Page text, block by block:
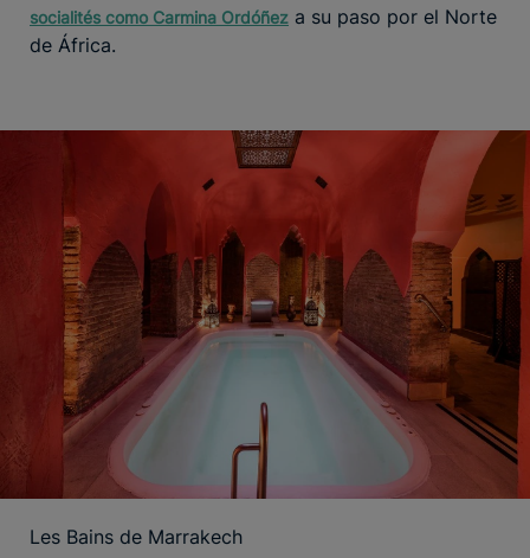
socialités como Carmina Ordóñez a su paso por el Norte
de África.
Les Bains de Marrakech